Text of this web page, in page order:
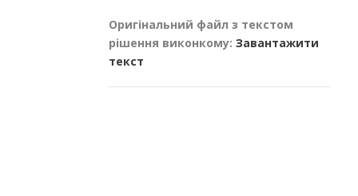
Оригінальний файл з текстом
рішення виконкому: Завантажити
текст